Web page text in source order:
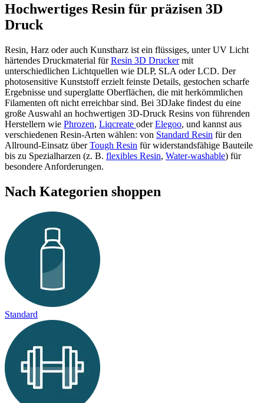
Hochwertiges Resin für präzisen 3D
Druck
Resin, Harz oder auch Kunstharz ist ein flüssiges, unter UV Licht
härtendes Druckmaterial fürResin 3D Druckermit
unterschiedlichen Lichtquellen wie DLP, SLA oder LCD. Der
photosensitive Kunststoff erzielt feinste Details, gestochen scharfe
Ergebnisse und superglatte Oberflächen, die mit herkömmlichen
Filamenten oft nicht erreichbar sind. Bei 3DJake findest du eine
große Auswahl an hochwertigen 3D-Druck Resins von führenden
Herstellern wie Phrozen, Liqcreate oderElegoo, und kannst aus
verschiedenen Resin-Arten wählen: von Standard Resin für den
Allround-Einsatz überTough Resin für widerstandsfähige Bauteile
bis zu Spezialharzen (z. B. flexibles Resin, Water-washable) für
besondere Anforderungen.
Nach Kategorien shoppen
Standard